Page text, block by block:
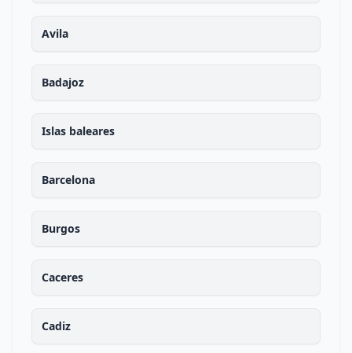
Avila
Badajoz
Islas baleares
Barcelona
Burgos
Caceres
Cadiz